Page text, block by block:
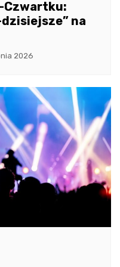
Czwartku:
na
2026